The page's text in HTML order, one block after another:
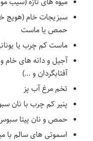
سبزیجات خام (هویج
حمص یا ماست
ماست کم چرب یا
آجیل و دانه های خام
آفتابگردان و …)
تخم مرغ آب پز
پنیر کم چرب با نان
حمص و نان پیتا
اسموتی های سالم با